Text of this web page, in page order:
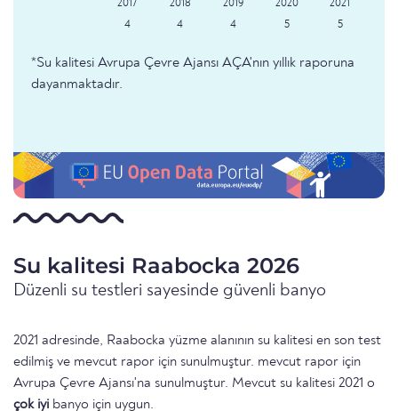
4 4 4 5 5
*Su kalitesi Avrupa Çevre Ajansı AÇA'nın yıllık raporuna
dayanmaktadır.
Su kalitesi Raabocka 2026
Düzenli su testleri sayesinde güvenli banyo
2021 adresinde, Raabocka yüzme alanının su kalitesi en son test
edilmiş ve mevcut rapor için sunulmuştur. mevcut rapor için
Avrupa Çevre Ajansı'na sunulmuştur. Mevcut su kalitesi 2021 o
çok iyi banyo için uygun.